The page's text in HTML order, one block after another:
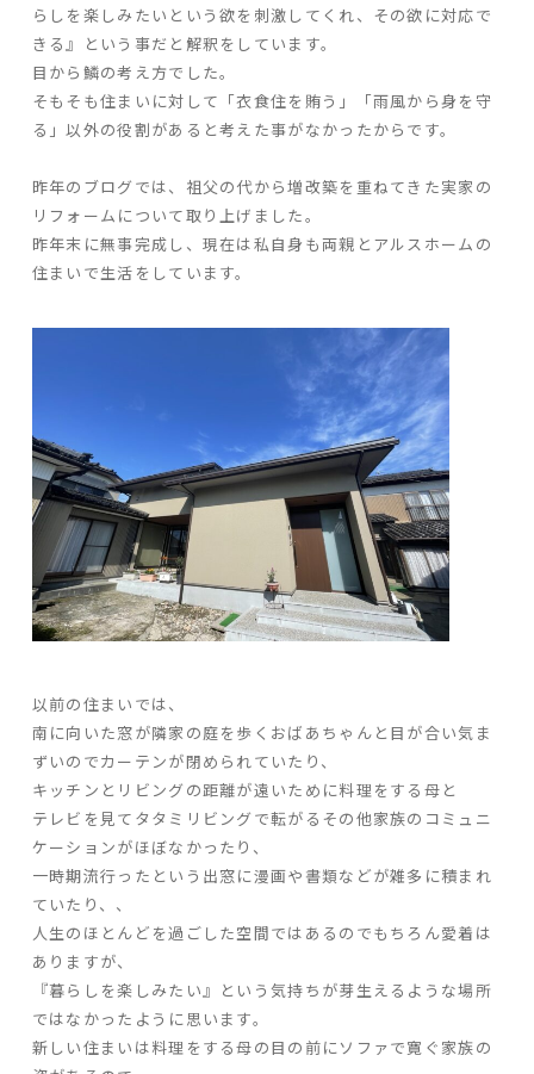
家づくりの流れ
よくあるご質問
採用情報
暮らしの器
らしを楽しみたいという欲を刺激してくれ、その欲に対応で
きる』という事だと解釈をしています。
目から鱗の考え方でした。
そもそも住まいに対して「衣食住を賄う」「雨風から身を守
る」以外の役割があると考えた事がなかったからです。
昨年のブログでは、祖父の代から増改築を重ねてきた実家の
リフォームについて取り上げました。
昨年末に無事完成し、現在は私自身も両親とアルスホームの
住まいで生活をしています。
以前の住まいでは、
南に向いた窓が隣家の庭を歩くおばあちゃんと目が合い気ま
ずいのでカーテンが閉められていたり、
キッチンとリビングの距離が遠いために料理をする母と
テレビを見てタタミリビングで転がるその他家族のコミュニ
ケーションがほぼなかったり、
一時期流行ったという出窓に漫画や書類などが雑多に積まれ
ていたり、、
人生のほとんどを過ごした空間ではあるのでもちろん愛着は
ありますが、
『暮らしを楽しみたい』という気持ちが芽生えるような場所
ではなかったように思います。
新しい住まいは料理をする母の目の前にソファで寛ぐ家族の